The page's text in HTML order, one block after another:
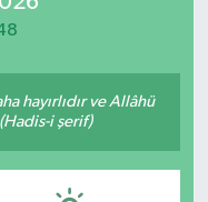
hayırlıdır ve Allâhü
i şerif)